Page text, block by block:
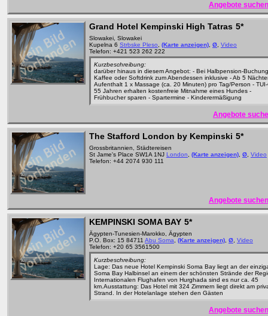
Angebote
Grand Hotel Kempinski High Tatras 5*
Slowakei, Slowakei
Kupelna 6 Strbske Pleso (Karte anzeigen) Ø Video
Telefon: +421 523 262 222
Kurzbeschreibung:
darüber hinaus in diesem Angebot: - Bei Halbpension-
Kaffee oder Softdrink zum Abendessen inklusive - Ab 5
Aufenthalt 1 x Massage (ca. 20 Minuten) pro Tag/Person -
55 Jahren erhalten kostenfreie Mitnahme eines Hundes -
Frühbucher sparen - Spartermine - Kinderermäßigung
Angebote
The Stafford London by Kempinski 5*
Grossbritannien, Städtereisen
St Jame's Place SW1A 1NJ London (Karte anzeigen) Ø Video
Telefon: +44 2074 930 111
Angebote
KEMPINSKI SOMA BAY 5*
Ägypten-Tunesien-Marokko, Ägypten
P.O. Box: 15 84711 Abu Soma (Karte anzeigen) Ø Video
Telefon: +20 65 3561500
Kurzbeschreibung:
Lage: Das neue Hotel Kempinski Soma Bay liegt an der
Soma Bay Halbinsel an einem der schönsten Strände der
Internationalen Flughafen von Hurghada sind es nur ca. 45
km.Ausstattung: Das Hotel mit 324 Zimmern liegt direkt am
Strand. In der Hotelanlage stehen den Gästen
Angebote